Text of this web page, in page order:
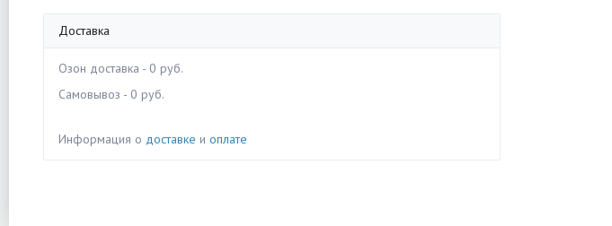
Доставка
Озон доставка - 0 руб.
Самовывоз - 0 руб.
Информация о доставке и оплате